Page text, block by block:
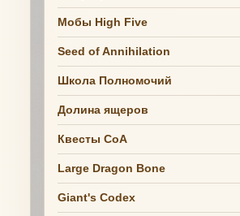
Мобы High Five
Seed of Annihilation
Школа Полномочий
Долина ящеров
Квесты СоА
Large Dragon Bone
Giant's Codex